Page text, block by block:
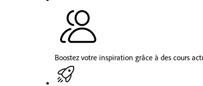
Boostez votre inspiration grâce à des cours